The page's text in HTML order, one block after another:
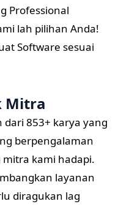
Professional
lah pilihan Anda!
Software sesuai
Mitra
853+ karya yang
berpengalaman
kami hadapi.
layanan
diragukan lag